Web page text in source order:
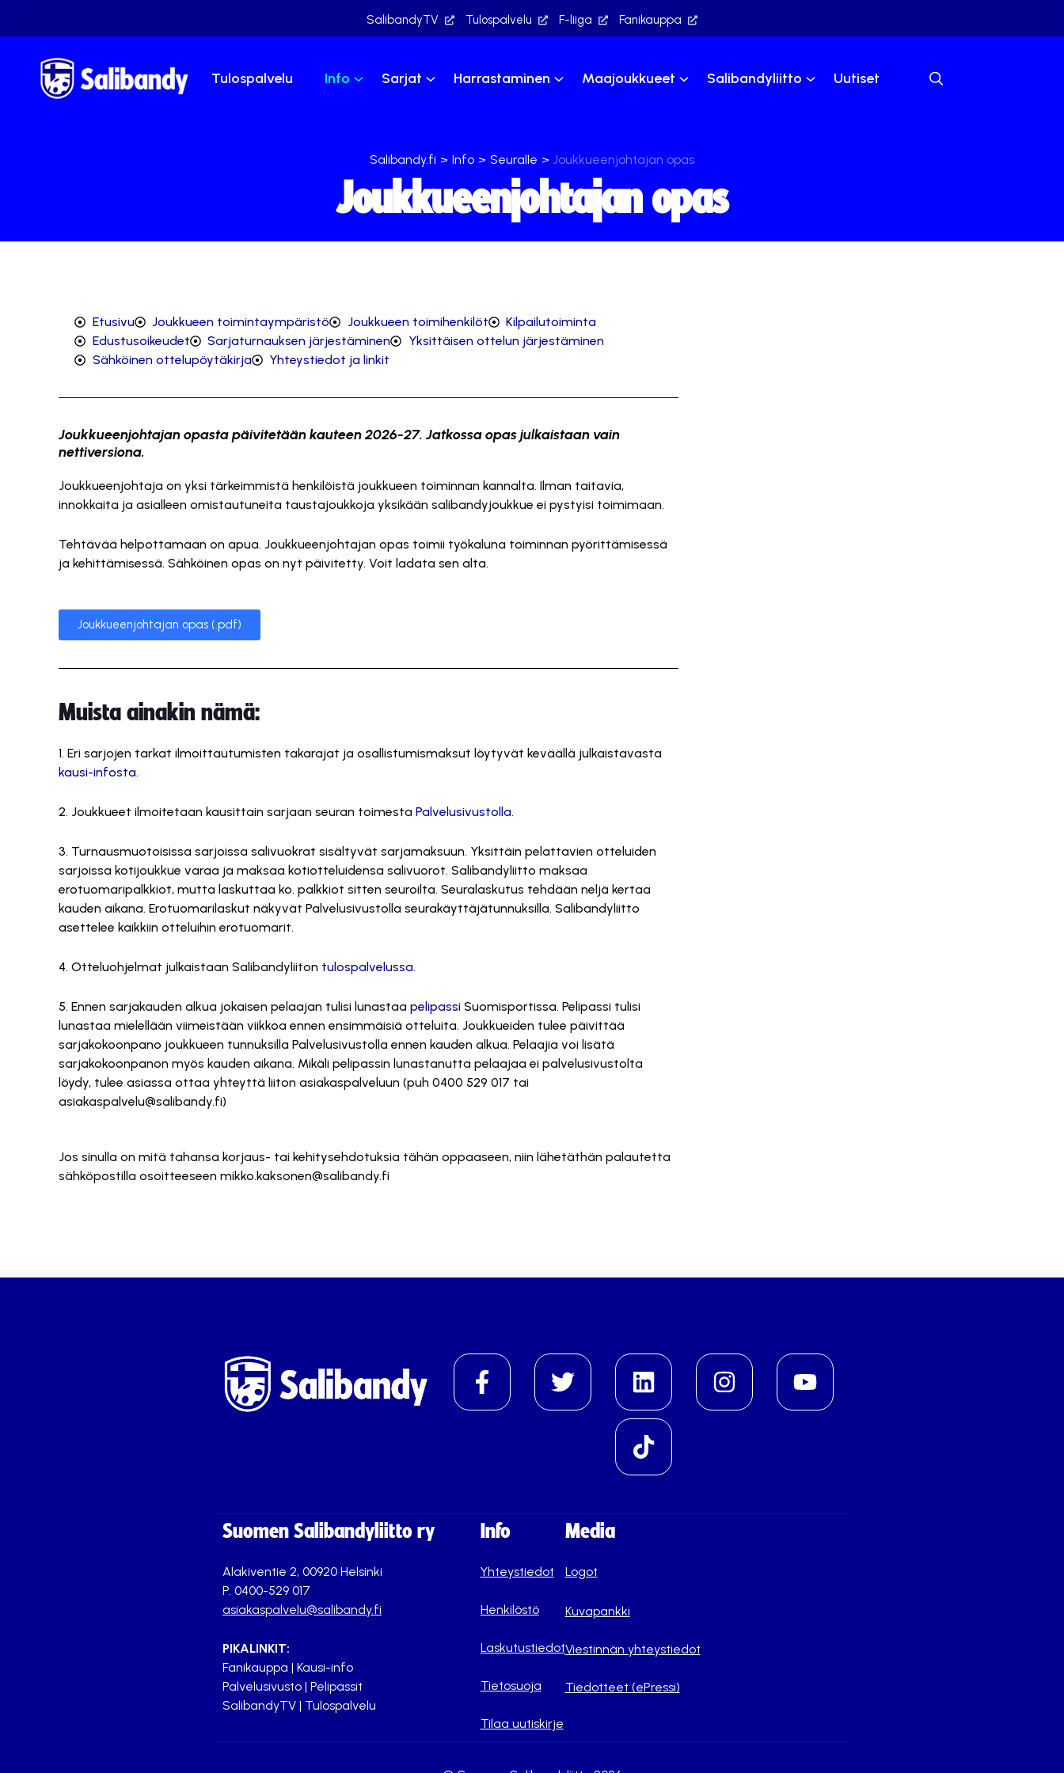
SalibandyTV Tulospalvelu F-liiga Fanikauppa
Tulospalvelu Info Sarjat Harrastaminen Maajoukkueet Salibandyliitto Uutiset
Salibandy.fi > Info > Seuralle > Joukkueenjohtajan opas
Joukkueenjohtajan opas
Etusivu Joukkueen toimintaympäristö Joukkueen toimihenkilöt
Kilpailutoiminta
Edustusoikeudet
Sarjaturnauksen järjestäminen
Yksittäisen ottelun järjestäminen
Sähköinen ottelupöytäkirja
Yhteystiedot ja linkit
Joukkueenjohtajan opasta päivitetään kauteen 2026-27. Jatkossa opas julkaistaan vain
nettiversiona.
Joukkueenjohtaja on yksi tärkeimmistä henkilöistä joukkueen toiminnan kannalta. Ilman taitavia,
innokkaita ja asialleen omistautuneita taustajoukkoja yksikään salibandyjoukkue ei pystyisi toimimaan.
Tehtävää helpottamaan on apua. Joukkueenjohtajan opas toimii työkaluna toiminnan pyörittämisessä
ja kehittämisessä. Sähköinen opas on nyt päivitetty. Voit ladata sen alta.
Joukkueenjohtajan opas (.pdf)
Muista ainakin nämä:
1. Eri sarjojen tarkat ilmoittautumisten takarajat ja osallistumismaksut löytyvät keväällä julkaistavasta
kausi-infosta.
2. Joukkueet ilmoitetaan kausittain sarjaan seuran toimesta Palvelusivustolla.
3. Turnausmuotoisissa sarjoissa salivuokrat sisältyvät sarjamaksuun. Yksittäin pelattavien otteluiden
sarjoissa kotijoukkue varaa ja maksaa kotiotteluidensa salivuorot. Salibandyliitto maksaa
erotuomaripalkkiot, mutta laskuttaa ko. palkkiot sitten seuroilta. Seuralaskutus tehdään neljä kertaa
kauden aikana. Erotuomarilaskut näkyvät Palvelusivustolla seurakäyttäjätunnuksilla. Salibandyliitto
asettelee kaikkiin otteluihin erotuomarit.
4. Otteluohjelmat julkaistaan Salibandyliiton tulospalvelussa.
5. Ennen sarjakauden alkua jokaisen pelaajan tulisi lunastaa pelipassi Suomisportissa. Pelipassi tulisi
lunastaa mielellään viimeistään viikkoa ennen ensimmäisiä otteluita. Joukkueiden tulee päivittää
sarjakokoonpano joukkueen tunnuksilla Palvelusivustolla ennen kauden alkua. Pelaajia voi lisätä
sarjakokoonpanon myös kauden aikana. Mikäli pelipassin lunastanutta pelaajaa ei palvelusivustolta
löydy, tulee asiassa ottaa yhteyttä liiton asiakaspalveluun (puh 0400 529 017 tai
asiakaspalvelu@salibandy.fi)
Jos sinulla on mitä tahansa korjaus- tai kehitysehdotuksia tähän oppaaseen, niin lähetäthän palautetta
sähköpostilla osoitteeseen mikko.kaksonen@salibandy.fi
Suomen Salibandyliitto ry
Alakiventie 2, 00920 Helsinki
P. 0400-529 017
asiakaspalvelu@salibandy.fi
PIKALINKIT:
Fanikauppa | Kausi-info
Palvelusivusto | Pelipassit
SalibandyTV | Tulospalvelu
Info
Yhteystiedot
Henkilöstö
Laskutustiedot
Tietosuoja
Tilaa uutiskirje
Media
Logot
Kuvapankki
Viestinnän yhteystiedot
Tiedotteet (ePressi)